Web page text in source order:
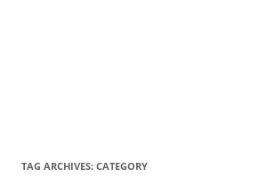
TAG ARCHIVES: CATEGORY